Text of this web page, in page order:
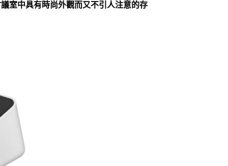
室中具有時尚外觀而又不引人注意的存